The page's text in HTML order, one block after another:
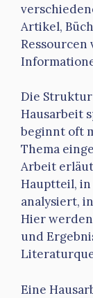
Artikel,
Die
Hausarbeit
beginnt oft
Thema
Arbeit
Hauptteil, in
analysiert,
Hier
und
Eine